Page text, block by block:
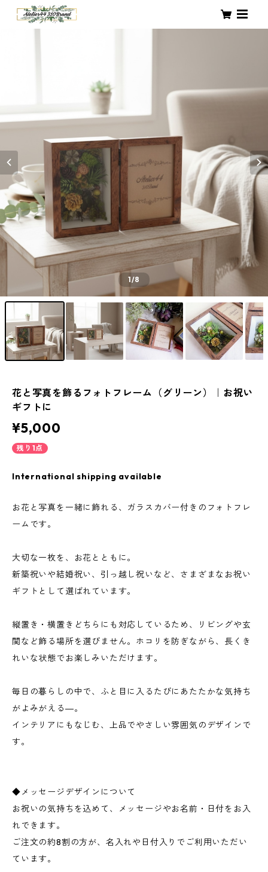
1/8
花と写真を飾るフォトフレーム（グリーン）｜お祝い
ギフトに
¥5,000
残り1点
International shipping available
お花と写真を一緒に飾れる、ガラスカバー付きのフォトフレ
ームです。
大切な一枚を、お花とともに。
新築祝いや結婚祝い、引っ越し祝いなど、さまざまなお祝い
ギフトとして選ばれています。
縦置き・横置きどちらにも対応しているため、リビングや玄
関など飾る場所を選びません。ホコリを防ぎながら、長くき
れいな状態でお楽しみいただけます。
毎日の暮らしの中で、ふと目に入るたびにあたたかな気持ち
がよみがえる―。
インテリアにもなじむ、上品でやさしい雰囲気のデザインで
す。
◆メッセージデザインについて
お祝いの気持ちを込めて、メッセージやお名前・日付をお入
れできます。
ご注文の約8割の方が、名入れや日付入りでご利用いただい
ています。